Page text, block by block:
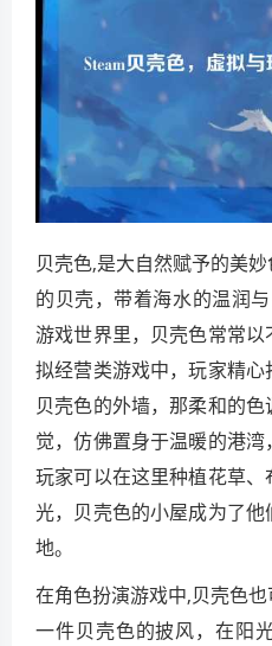
贝壳色,是大自然赋予的美
的贝壳，带着海水的温润
游戏世界里，贝壳色常常
拟经营类游戏中，玩家精
贝壳色的外墙，那柔和的
觉，仿佛置身于温暖的港湾
玩家可以在这里种植花草
光，贝壳色的小屋成为了
地。
在角色扮演游戏中,贝壳色也
一件贝壳色的披风，在阳